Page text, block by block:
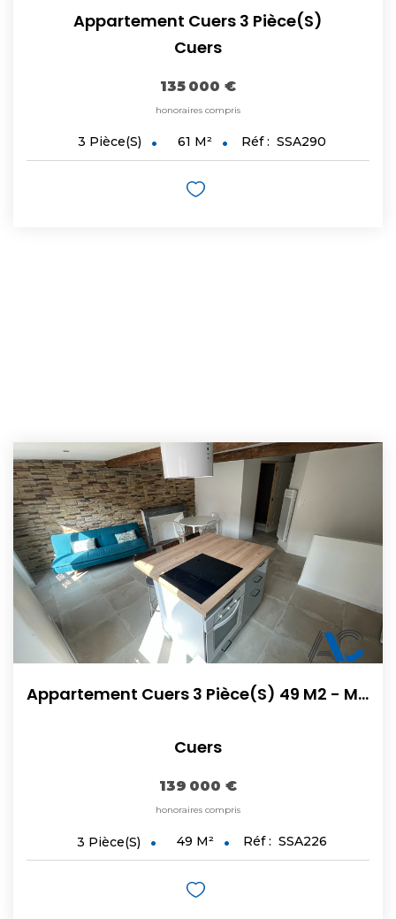
Appartement Cuers 3 Pièce(s)
Cuers
135 000 €
honoraires compris
3 Pièce(s) 61 M² Réf : SSA290
Appartement Cuers 3 Pièce(s) 49 M2 - MEUBLÉ
Cuers
139 000 €
honoraires compris
3 Pièce(s) 49 M² Réf : SSA226